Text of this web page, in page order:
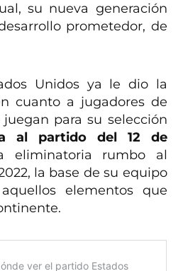
su nueva generación
prometedor, de
Unidos ya le dio la
cuanto a jugadores de
para su selección
al partido del 12 de
eliminatoria rumbo al
la base de su equipo
elementos que